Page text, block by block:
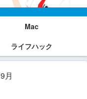
Mac
ライフハック
9月